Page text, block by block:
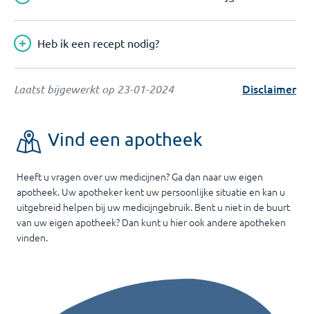
Heb ik een recept nodig?
Laatst bijgewerkt op 23-01-2024 Disclaimer
Vind een apotheek
Heeft u vragen over uw medicijnen? Ga dan naar uw eigen
apotheek. Uw apotheker kent uw persoonlijke situatie en kan u
uitgebreid helpen bij uw medicijngebruik. Bent u niet in de buurt
van uw eigen apotheek? Dan kunt u hier ook andere apotheken
vinden.